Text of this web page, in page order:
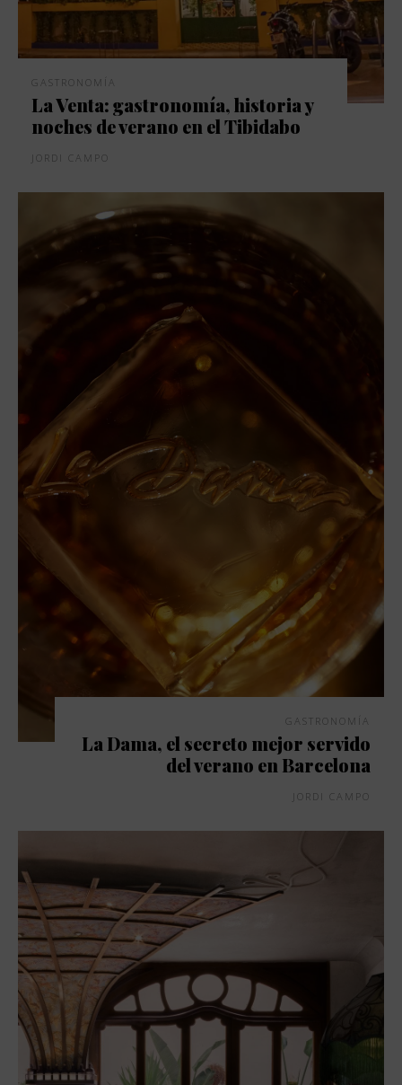
GASTRONOMÍA
La Venta: gastronomía, historia y
noches de verano en el Tibidabo
JORDI CAMPO
GASTRONOMÍA
La Dama, el secreto mejor servido
del verano en Barcelona
JORDI CAMPO